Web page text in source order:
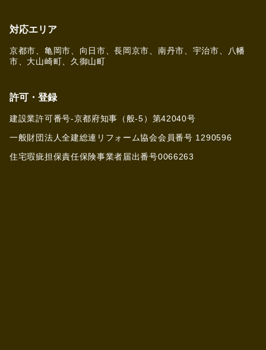
対応エリア
京都市、亀岡市、向日市、長岡京市、南丹市、宇治市、八幡
市、大山崎町、久御山町
許可・登録
建設業許可番号-京都府知事（般-5）第42040号
一般財団法人全建総連リフォーム協会会員番号 1290596
住宅瑕疵担保責任保険事業者届出番号0066263